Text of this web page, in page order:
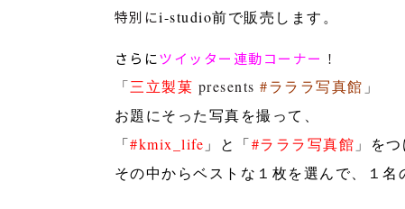
特別にi-studio前で販売します。
さらにツイッター連動コーナー ！
「三立製菓 presents #ラララ写真館 」
お題にそった写真を撮って、
「#kmix_life 」と「#ラララ写真館 」 をつ
その中からベストな１枚を選んで、１名